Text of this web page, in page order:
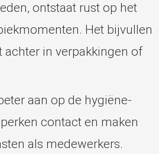
ontstaat rust op het
Het bijvullen
in verpakkingen of
aan op de hygiëne-
contact en maken
als medewerkers.